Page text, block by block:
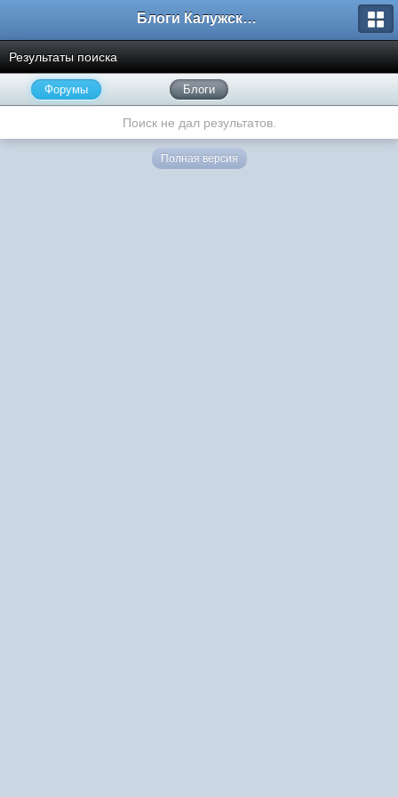
Блоги Калужского перекрестка
Результаты поиска
Форумы Блоги
Поиск не дал результатов.
Полная версия